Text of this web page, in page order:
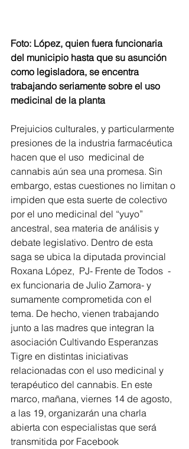
Foto: López, quien fuera funcionaria
del municipio hasta que su asunción
como legisladora, se encentra
trabajando seriamente sobre el uso
medicinal de la planta
Prejuicios culturales, y particularmente
presiones de la industria farmacéutica
hacen que el uso  medicinal de
cannabis aún sea una promesa. Sin
embargo, estas cuestiones no limitan o
impiden que esta suerte de colectivo
por el uno medicinal del “yuyo”
ancestral, sea materia de análisis y
debate legislativo. Dentro de esta
saga se ubica la diputada provincial
Roxana López,  PJ- Frente de Todos  -
ex funcionaria de Julio Zamora- y
sumamente comprometida con el
tema. De hecho, vienen trabajando
junto a las madres que integran la
asociación Cultivando Esperanzas
Tigre en distintas iniciativas
relacionadas con el uso medicinal y
terapéutico del cannabis. En este
marco, mañana, viernes 14 de agosto,
a las 19, organizarán una charla
abierta con especialistas que será
transmitida por Facebook